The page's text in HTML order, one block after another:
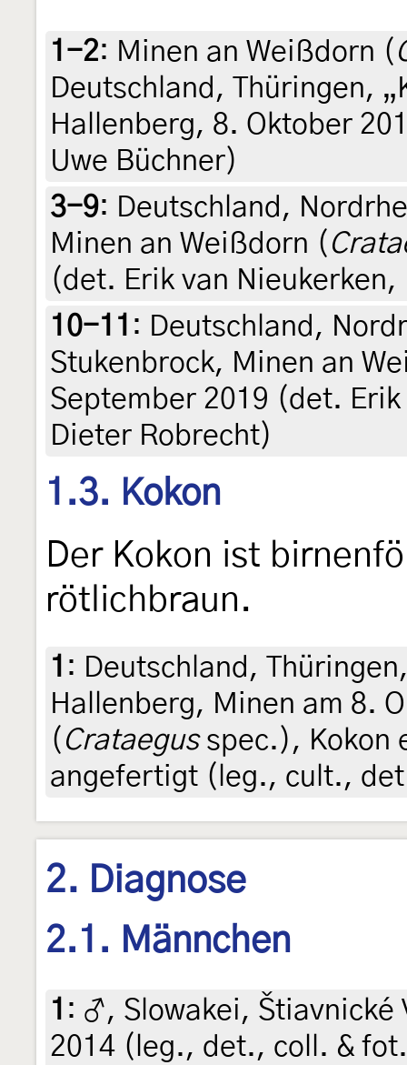
1-2: Minen an Weißdorn (
Deutschland, Thüringen,
Hallenberg, 8. Oktober
Uwe Büchner)
3-9: Deutschland,
Minen an Weißdorn (
(det. Erik van
10-11 : Deutschland,
Stukenbrock, Minen an
September 2019 (det.
Dieter Robrecht)
1.3. Kokon
Der Kokon ist
rötlichbraun.
1 : Deutschland,
Hallenberg, Minen am 8.
( Crataegusspec.), Kokon
angefertigt (leg., cult.,
2. Diagnose
2.1. Männchen
1 : ♂, Slowakei, Štiavnické
2014 (leg., det., coll. &